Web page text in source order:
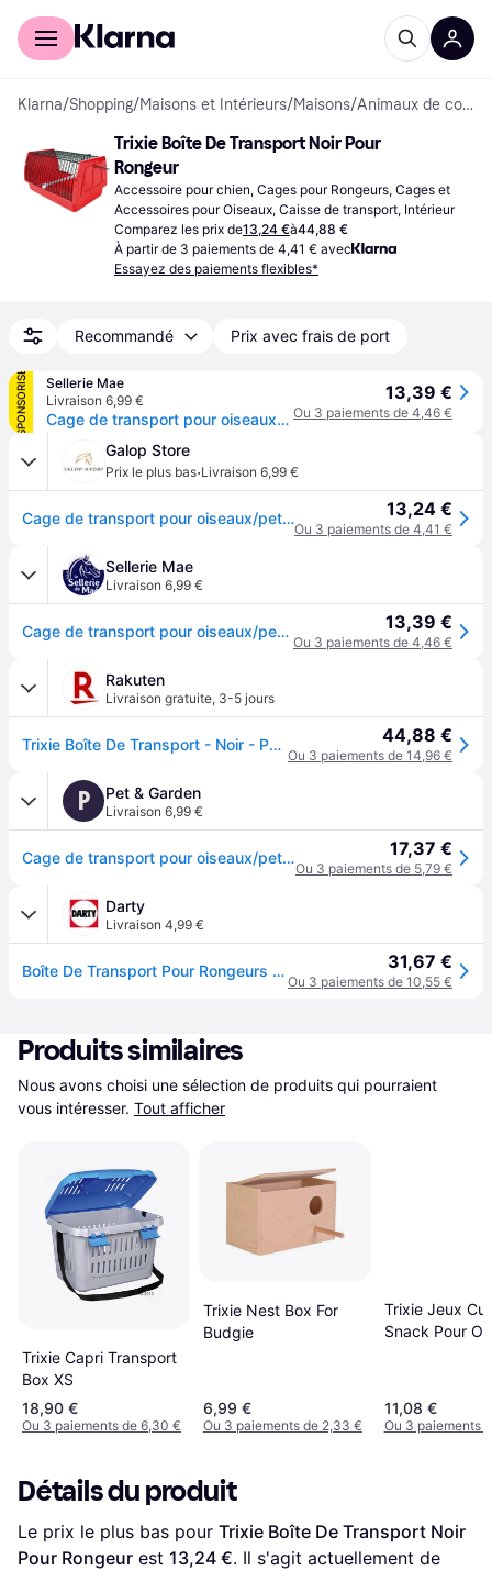
Acheter avec Klarna
Klarna/Shopping/Maisons et Intérieurs/Maisons/ Animaux de compagnie
Trixie Boîte De Transport Noir Pour
Rongeur
Accessoire pour chien, Cages pour Rongeurs, Cages et
Accessoires pour Oiseaux, Caisse de transport, Intérieur
Comparez les prix de13,24 €à44,88 €
À partir de 3 paiements de 4,41 € avec
Essayez des paiements flexibles*
Recommandé Prix avec frais de port
SPONSORISÉ
Sellerie Mae
Livraison 6,99 €
Cage de transport pour oiseaux/petits animaux Trixie - Rouge
13,39 €
Ou 3 paiements de 4,46 €
Galop Store
Prix le plus bas·Livraison 6,99 €
Cage de transport pour oiseaux/petits animaux Trixie - Rouge 13,24 €
Ou 3 paiements de 4,41 €
Sellerie Mae
Livraison 6,99 €
Cage de transport pour oiseaux/petits animaux Trixie - Rouge 13,39 €
Ou 3 paiements de 4,46 €
Rakuten
Livraison gratuite, 3-5 jours
Trixie Boîte De Transport - Noir - Pour Rongeur 44,88 €
Ou 3 paiements de 14,96 €
P Pet & Garden
Livraison 6,99 €
Cage de transport pour oiseaux/petits animaux Trixie - Rouge 17,37 €
Ou 3 paiements de 5,79 €
Darty
Livraison 4,99 €
Boîte De Transport Pour Rongeurs Et Petits Oiseaux, 30 × 18 × 20 Cm - Mon Animalerie 31,67 €
Ou 3 paiements de 10,55 €
Produits similaires
Nous avons choisi une sélection de produits qui pourraient
vous intéresser. Tout afficher
Trixie Capri Transport
Box XS
18,90 €
Ou 3 paiements de 6,30 €
Trixie Nest Box For
Budgie
6,99 €
Ou 3 paiements de 2,33 €
Trixie Jeux
Snack Pour
11,08 €
Ou 3 paiements
Détails du produit
Le prix le plus bas pour Trixie Boîte De Transport Noir
Pour Rongeur est 13,24 €. Il s'agit actuellement de